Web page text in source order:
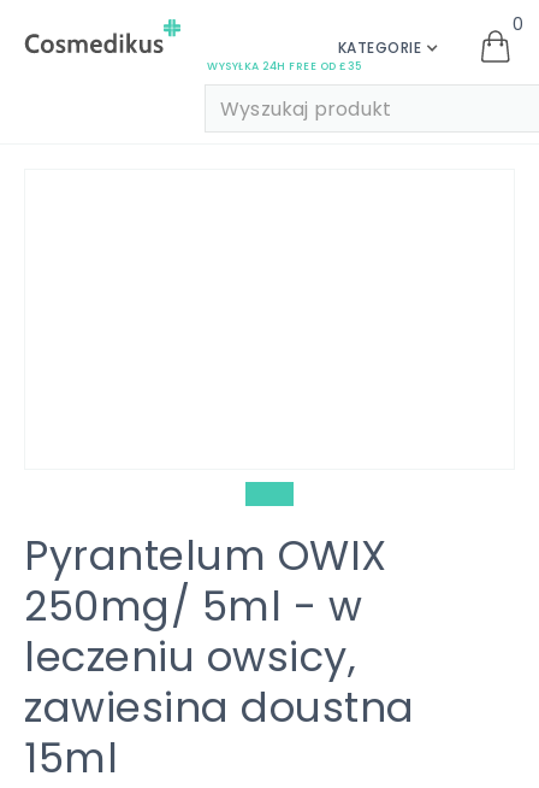
WYSYŁKA 24H FREE OD £35
KATEGORIE
0
Pyrantelum OWIX
250mg/ 5ml - w
leczeniu owsicy,
zawiesina doustna
15ml